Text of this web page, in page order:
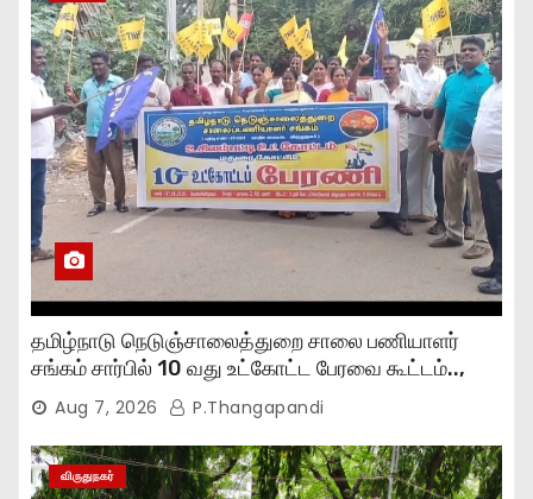
தமிழ்நாடு நெடுஞ்சாலைத்துறை சாலை பணியாளர்
சங்கம் சார்பில் 10 வது உட்கோட்ட பேரவை கூட்டம்..,
Aug 7, 2026 P.Thangapandi
விருதுநகர்